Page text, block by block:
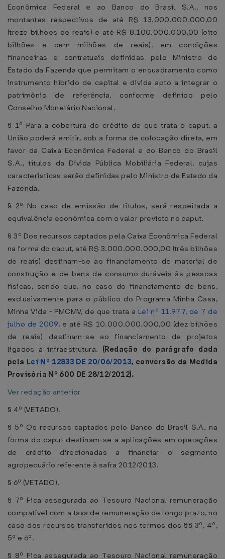
Econômica Federal e ao Banco do Brasil S.A., nos
montantes respectivos de até R$ 13.000.000.000,00
(treze bilhões de reais) e até R$ 8.100.000.000,00 (oito
bilhões e cem milhões de reais), em condições
financeiras e contratuais definidas pelo Ministro de
Estado da Fazenda que permitam o enquadramento como
instrumento híbrido de capital e dívida apto a integrar o
patrimônio de referência, conforme definido pelo
Conselho Monetário Nacional.
§ 1º Para a cobertura do crédito de que trata o caput, a
União poderá emitir, sob a forma de colocação direta, em
favor da Caixa Econômica Federal e do Banco do Brasil
S.A., títulos da Dívida Pública Mobiliária Federal, cujas
características serão definidas pelo Ministro de Estado da
Fazenda.
§ 2º No caso de emissão de títulos, será respeitada a
equivalência econômica com o valor previsto no caput.
§ 3º Dos recursos captados pela Caixa Econômica Federal
na forma do caput, até R$ 3.000.000.000,00 (três bilhões
de reais) destinam-se ao financiamento de material de
construção e de bens de consumo duráveis às pessoas
físicas, sendo que, no caso do financiamento de bens,
exclusivamente para o público do Programa Minha Casa,
Minha Vida - PMCMV, de que trata a Lei nº 11.977, de 7 de
julho de 2009, e até R$ 10.000.000.000,00 (dez bilhões
de reais) destinam-se ao financiamento de projetos
ligados a infraestrutura. (Redação do parágrafo dada
pela Lei Nº 12833 DE 20/06/2013, conversão da Medida
Provisória Nº 600 DE 28/12/2012).
Ver redação anterior
§ 4º (VETADO).
§ 5º Os recursos captados pelo Banco do Brasil S.A. na
forma do caput destinam-se a aplicações em operações
de crédito direcionadas a financiar o segmento
agropecuário referente à safra 2012/2013.
§ 6º (VETADO).
§ 7º Fica assegurada ao Tesouro Nacional remuneração
compatível com a taxa de remuneração de longo prazo, no
caso dos recursos transferidos nos termos dos §§ 3º, 4º,
5º e 6º.
§ 8º Fica assegurada ao Tesouro Nacional remuneração